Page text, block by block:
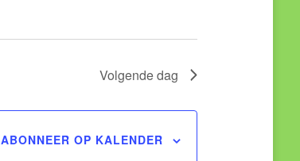
Volgende dag
ABONNEER OP KALENDER